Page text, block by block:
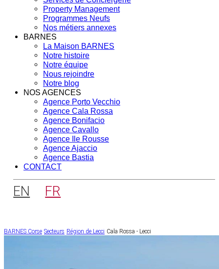
Property Management
Programmes Neufs
Nos métiers annexes
BARNES
La Maison BARNES
Notre histoire
Notre équipe
Nous rejoindre
Notre blog
NOS AGENCES
Agence Porto Vecchio
Agence Cala Rossa
Agence Bonifacio
Agence Cavallo
Agence Ile Rousse
Agence Ajaccio
Agence Bastia
CONTACT
EN FR
BARNES Corse Secteurs Région de Lecci Cala Rossa - Lecci